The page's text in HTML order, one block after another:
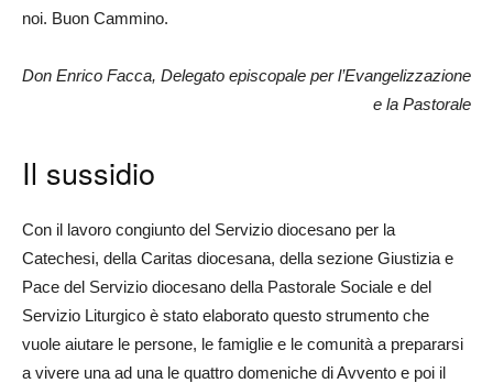
noi. Buon Cammino.
Don Enrico Facca, Delegato episcopale per l’Evangelizzazione
e la Pastorale
Il sussidio
Con il lavoro congiunto del Servizio diocesano per la
Catechesi, della Caritas diocesana, della sezione Giustizia e
Pace del Servizio diocesano della Pastorale Sociale e del
Servizio Liturgico è stato elaborato questo strumento che
vuole aiutare le persone, le famiglie e le comunità a prepararsi
a vivere una ad una le quattro domeniche di Avvento e poi il